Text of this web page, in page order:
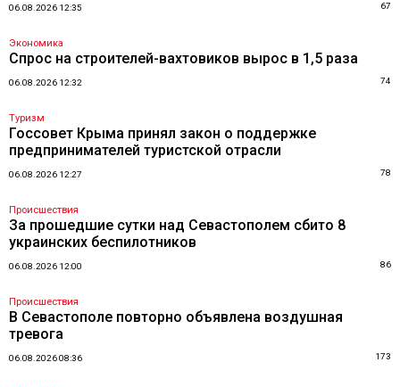
06.08.2026 12:35 67
Экономика
Спрос на строителей-вахтовиков вырос в 1,5 раза
06.08.2026 12:32 74
Туризм
Госсовет Крыма принял закон о поддержке
предпринимателей туристской отрасли
06.08.2026 12:27 78
Происшествия
За прошедшие сутки над Севастополем сбито 8
украинских беспилотников
06.08.2026 12:00 86
Происшествия
В Севастополе повторно объявлена воздушная
тревога
06.08.2026 08:36 173